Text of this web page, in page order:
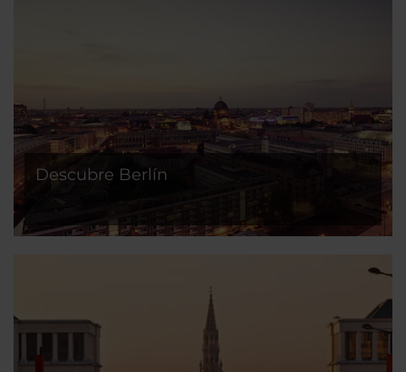
Descubre Berlín